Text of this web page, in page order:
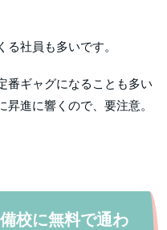
社員も多いです。
番ギャグになることも多い
進に響くので、要注意。
校に無料で通わ